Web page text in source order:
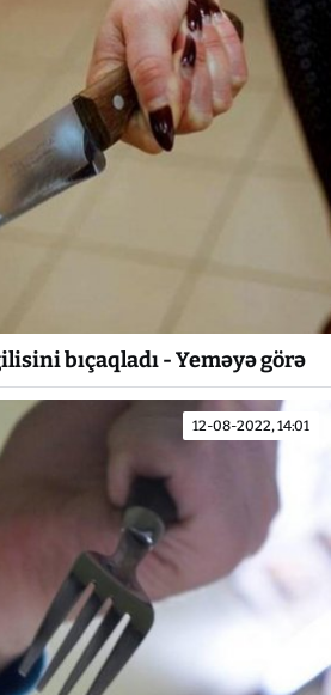
bıçaqladı - Yeməyə görə
12-08-2022, 14:01